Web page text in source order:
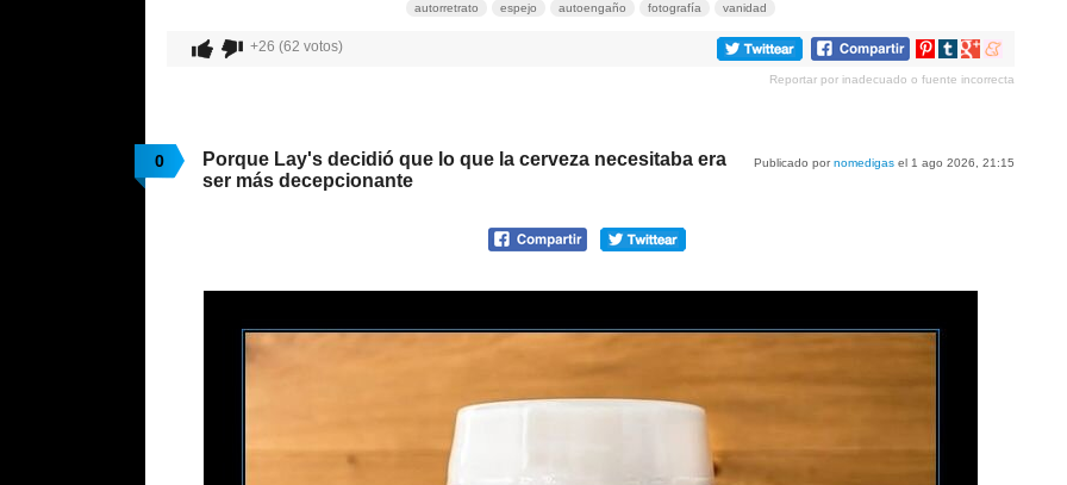
autorretrato espejo autoengaño fotografía vanidad
+26 (62 votos)
Compartir
Pinterest
Compartir
tumblr
Compartir
Google+
Compartir
meneame
Reportar por inadecuado o fuente incorrecta
0 Publicado pornomedigas el 1 ago 2026, 21:15
Porque Lay's decidió que lo que la cerveza necesitaba era
ser más decepcionante